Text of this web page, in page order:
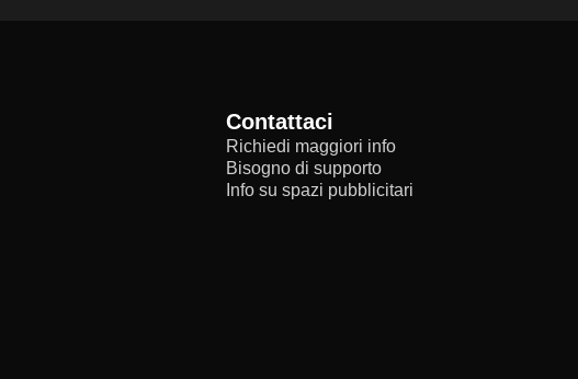
Contattaci
Richiedi maggiori info
Bisogno di supporto
Info su spazi pubblicitari